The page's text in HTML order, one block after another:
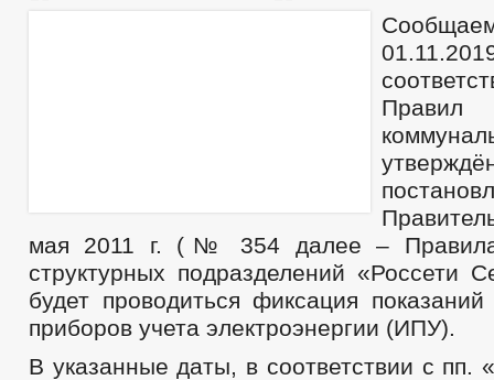
Правил
мая 2011 г. (№ 354 далее –
структурных подразделений «Россети
будет проводиться фиксация
приборов учета электроэнергии (ИПУ).
В указанные даты, в соответствии с пп.